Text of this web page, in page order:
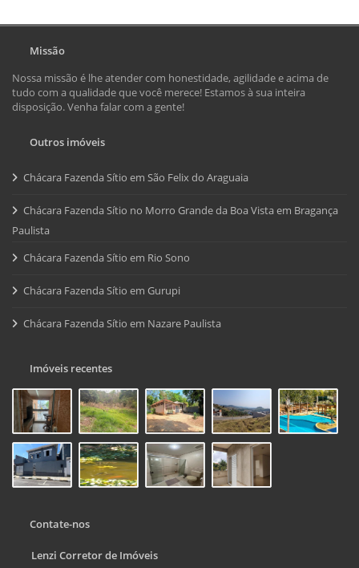
Missão
Nossa missão é lhe atender com honestidade, agilidade e acima de
tudo com a qualidade que você merece! Estamos à sua inteira
disposição. Venha falar com a gente!
Outros imóveis
Chácara Fazenda Sítio em São Felix do Araguaia
Chácara Fazenda Sítio no Morro Grande da Boa Vista em Bragança
Paulista
Chácara Fazenda Sítio em Rio Sono
Chácara Fazenda Sítio em Gurupi
Chácara Fazenda Sítio em Nazare Paulista
Imóveis recentes
Contate-nos
Lenzi Corretor de Imóveis